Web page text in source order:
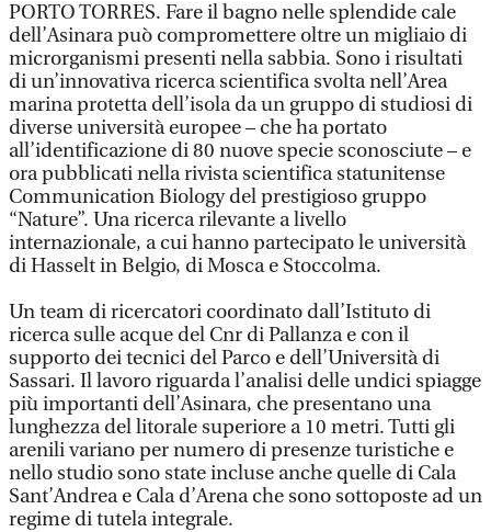
PORTO TORRES. Fare il bagno nelle splendide cale
dell’Asinara può compromettere oltre un migliaio di
microrganismi presenti nella sabbia. Sono i risultati
di un’innovativa ricerca scientifica svolta nell’Area
marina protetta dell’isola da un gruppo di studiosi di
diverse università europee – che ha portato
all’identificazione di 80 nuove specie sconosciute – e
ora pubblicati nella rivista scientifica statunitense
Communication Biology del prestigioso gruppo
“Nature”. Una ricerca rilevante a livello
internazionale, a cui hanno partecipato le università
di Hasselt in Belgio, di Mosca e Stoccolma.
Un team di ricercatori coordinato dall’Istituto di
ricerca sulle acque del Cnr di Pallanza e con il
supporto dei tecnici del Parco e dell’Università di
Sassari. Il lavoro riguarda l’analisi delle undici spiagge
più importanti dell’Asinara, che presentano una
lunghezza del litorale superiore a 10 metri. Tutti gli
arenili variano per numero di presenze turistiche e
nello studio sono state incluse anche quelle di Cala
Sant’Andrea e Cala d’Arena che sono sottoposte ad un
regime di tutela integrale.